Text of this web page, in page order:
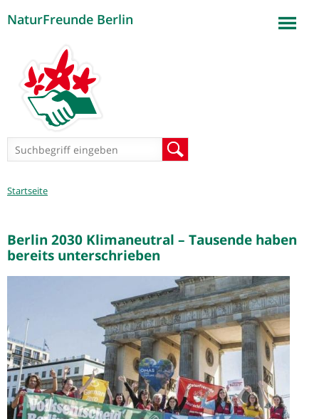
NaturFreunde Berlin
Suchformular
Sie
Startseite
Berlin 2030 Klimaneutral – Tausende haben
bereits unterschrieben